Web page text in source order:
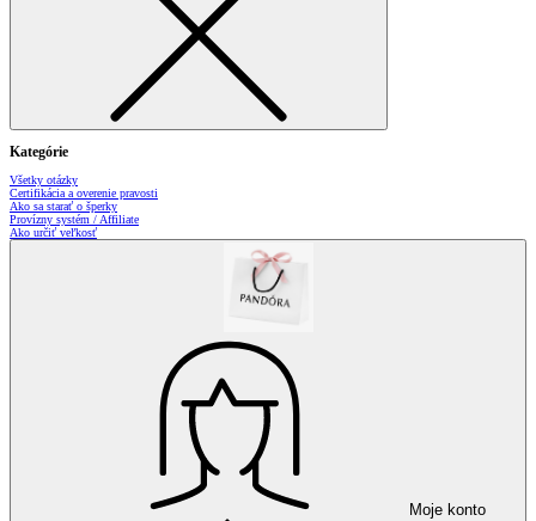
Kategórie
Všetky otázky
Certifikácia a overenie pravosti
Ako sa starať o šperky
Provízny systém / Affiliate
Ako určiť veľkosť
Moje konto